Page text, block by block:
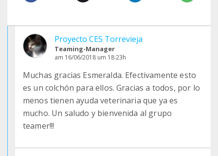
Proyecto CES Torrevieja
Teaming-Manager
am 16/06/2018 um 18:23h
Muchas gracias Esmeralda. Efectivamente esto
es un colchón para ellos. Gracias a todos, por lo
menos tienen ayuda veterinaria que ya es
mucho. Un saludo y bienvenida al grupo
teamer!!!